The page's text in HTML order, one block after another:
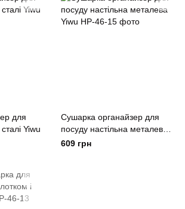
для
Yiwu
Сушарка органайзер для
посуду настільна металева
Yiwu
609 грн